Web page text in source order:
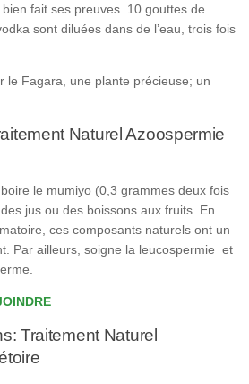
fait ses preuves. 10 gouttes de
sont diluées dans de l’eau, trois fois
le Fagara, une plante précieuse; un
Naturel Azoospermie
le mumiyo (0,3 grammes deux fois
jus ou des boissons aux fruits. En
ces composants naturels ont un
Par ailleurs, soigne la leucospermie et
Traitement Naturel